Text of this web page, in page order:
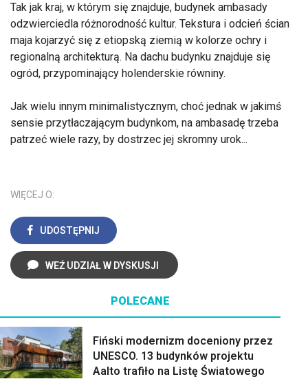
Tak jak kraj, w którym się znajduje, budynek ambasady
odzwierciedla różnorodność kultur. Tekstura i odcień ścian
maja kojarzyć się z etiopską ziemią w kolorze ochry i
regionalną architekturą. Na dachu budynku znajduje się
ogród, przypominający holenderskie równiny.
Jak wielu innym minimalistycznym, choć jednak w jakimś
sensie przytłaczającym budynkom, na ambasadę trzeba
patrzeć wiele razy, by dostrzec jej skromny urok...
WIĘCEJ O:
UDOSTĘPNIJ
WEŹ UDZIAŁ W DYSKUSJI
POLECANE
Fiński modernizm doceniony przez
UNESCO. 13 budynków projektu
Aalto trafiło na Listę Światowego